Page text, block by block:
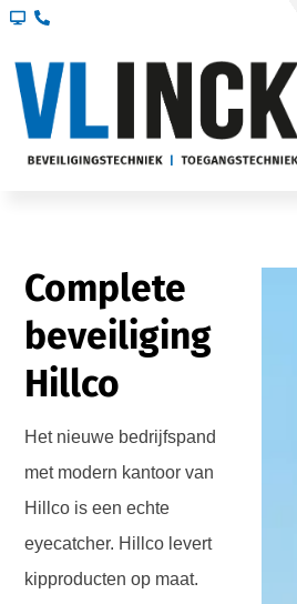
Complete
beveiliging
Hillco
Het nieuwe bedrijfspand
met modern kantoor van
Hillco is een echte
eyecatcher. Hillco levert
kipproducten op maat.